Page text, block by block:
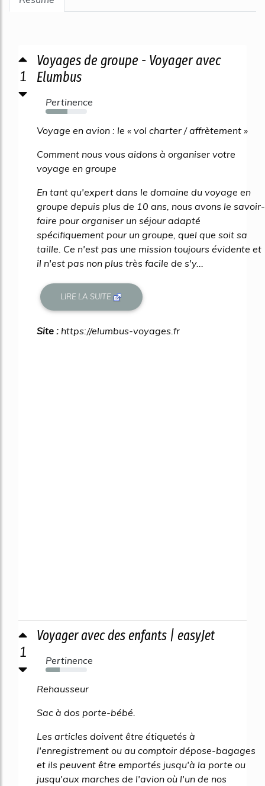
1
Voyages de groupe - Voyager avec
Elumbus
Pertinence
53%
Voyage en avion : le « vol charter / affrètement »
Comment nous vous aidons à organiser votre
voyage en groupe
En tant qu'expert dans le domaine du voyage en
groupe depuis plus de 10 ans, nous avons le savoir-
faire pour organiser un séjour adapté
spécifiquement pour un groupe, quel que soit sa
taille. Ce n'est pas une mission toujours évidente et
il n'est pas non plus très facile de s'y...
LIRE LA SUITE
Site : https://elumbus-voyages.fr
1
Voyager avec des enfants | easyJet
Pertinence
34%
Rehausseur
Sac à dos porte-bébé.
Les articles doivent être étiquetés à
l'enregistrement ou au comptoir dépose-bagages
et ils peuvent être emportés jusqu'à la porte ou
jusqu'aux marches de l'avion où l'un de nos